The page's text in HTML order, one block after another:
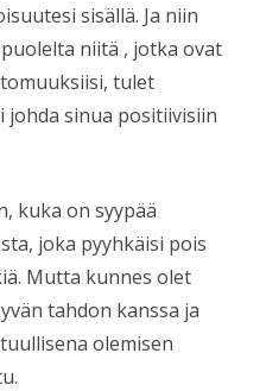
sisällä. Ja niin
niitä , jotka ovat
tulet
johda sinua positiivisiin
kuka on syypää
joka pyyhkäisi pois
Mutta kunnes olet
tahdon kanssa ja
olemisen